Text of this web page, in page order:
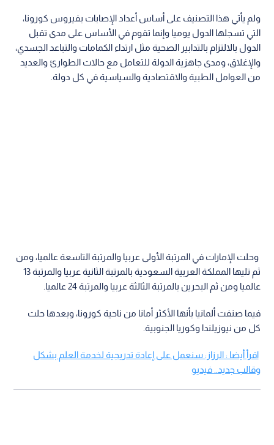
ولم يأتي هذا التصنيف على أساس أعداد الإصابات بفيروس كورونا،
التي تسجلها الدول يوميا وإنما تقوم في الأساس على مدى تقبل
الدول بالالتزام بالتدابير الصحية مثل ارتداء الكمامات والتباعد الجسدي،
والإغلاق، ومدى جاهزية الدولة للتعامل مع حالات الطوارئ والعديد
من العوامل الطبية والاقتصادية والسياسية في كل دولة.
وحلت الإمارات في المرتبة الأولى عربيا والمرتبة التاسعة عالميا، ومن
ثم تليها المملكة العربية السعودية بالمرتبة الثانية عربيا والمرتبة 13
عالميا ومن ثم البحرين بالمرتبة الثالثة عربيا والمرتبة 24 عالميا.
فيما صنفت ألمانيا بأنها الأكثر أمانا من ناحية كورونا، وبعدها حلت
كل من نيوزيلندا وكوريا الجنوبية.
اقرأ أيضا : الرزاز: سنعمل على إعادة تدريجية لخدمة العلم بشكل
وقالب جديد.. فيديو